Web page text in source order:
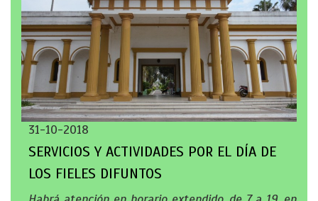
31-10-2018
SERVICIOS Y ACTIVIDADES POR EL DÍA DE
LOS FIELES DIFUNTOS